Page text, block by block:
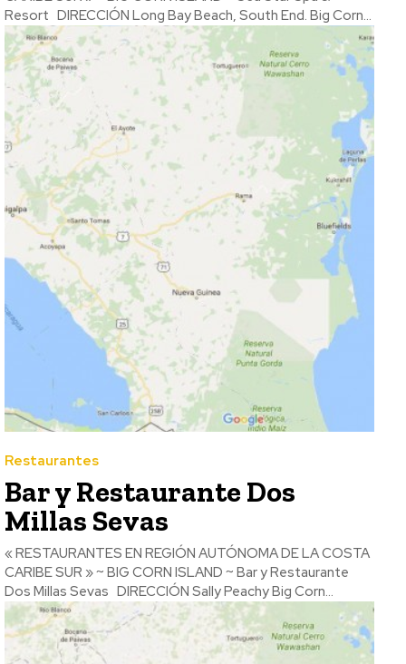
Resort DIRECCIÓN Long Bay Beach, South End. Big Corn...
Restaurantes
Bar y Restaurante Dos
Millas Sevas
« RESTAURANTES EN REGIÓN AUTÓNOMA DE LA COSTA
CARIBE SUR » ~ BIG CORN ISLAND ~ Bar y Restaurante
Dos Millas Sevas DIRECCIÓN Sally Peachy Big Corn...